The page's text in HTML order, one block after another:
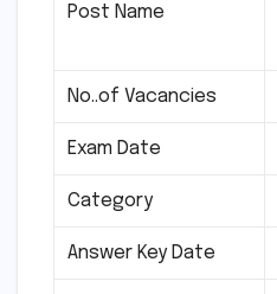
Post Name
No..of Vacancies
Exam Date
Category
Answer Key Date